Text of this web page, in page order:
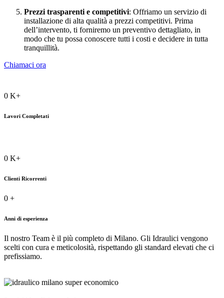
Prezzi trasparenti e competitivi: Offriamo un servizio di
installazione di alta qualità a prezzi competitivi. Prima
dell’intervento, ti forniremo un preventivo dettagliato, in
modo che tu possa conoscere tutti i costi e decidere in tutta
tranquillità.
Chiamaci ora
0 K+
Lavori Completati
0 K+
Clienti Ricorrenti
0 +
Anni di esperienza
Il nostro Team è il più completo di Milano. Gli Idraulici vengono
scelti con cura e meticolosità, rispettando gli standard elevati che ci
prefissiamo.